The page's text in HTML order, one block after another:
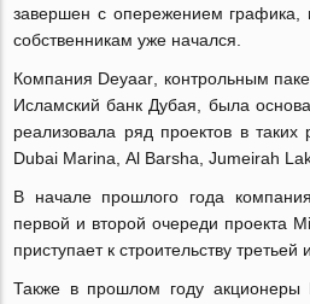
завершен с опережением графика,
собственникам уже начался.
Компания Deyaar , контрольным
Исламский банк Дубая, была
реализовала ряд проектов в таких
Dubai Marina ,Al Barsha ,Jumeirah
В начале прошлого года компания
первой и второй очереди проекта
приступает к строительству третьей
Также в прошлом году акционеры